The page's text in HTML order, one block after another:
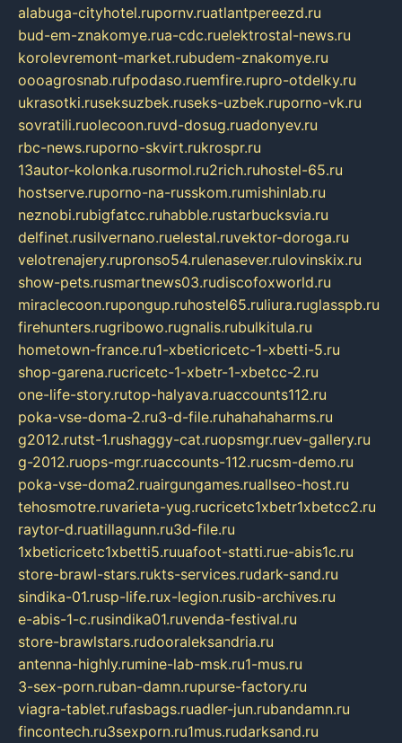
alabuga-cityhotel.rupornv.ruatlantpereezd.ru
bud-em-znakomye.rua-cdc.ruelektrostal-news.ru
korolevremont-market.rubudem-znakomye.ru
oooagrosnab.rufpodaso.ruemfire.rupro-otdelky.ru
ukrasotki.ruseksuzbek.ruseks-uzbek.ruporno-vk.ru
sovratili.ruolecoon.ruvd-dosug.ruadonyev.ru
rbc-news.ruporno-skvirt.rukrospr.ru
13autor-kolonka.rusormol.ru2rich.ruhostel-65.ru
hostserve.ruporno-na-russkom.rumishinlab.ru
neznobi.rubigfatcc.ruhabble.rustarbucksvia.ru
delfinet.rusilvernano.ruelestal.ruvektor-doroga.ru
velotrenajery.rupronso54.rulenasever.rulovinskix.ru
show-pets.rusmartnews03.rudiscofoxworld.ru
miraclecoon.rupongup.ruhostel65.ruliura.ruglasspb.ru
firehunters.rugribowo.rugnalis.rubulkitula.ru
hometown-france.ru1-xbeticricetc-1-xbetti-5.ru
shop-garena.rucricetc-1-xbetr-1-xbetcc-2.ru
one-life-story.rutop-halyava.ruaccounts112.ru
poka-vse-doma-2.ru3-d-file.ruhahahaharms.ru
g2012.rutst-1.rushaggy-cat.ruopsmgr.ruev-gallery.ru
g-2012.ruops-mgr.ruaccounts-112.rucsm-demo.ru
poka-vse-doma2.ruairgungames.ruallseo-host.ru
tehosmotre.ruvarieta-yug.rucricetc1xbetr1xbetcc2.ru
raytor-d.ruatillagunn.ru3d-file.ru
1xbeticricetc1xbetti5.ruuafoot-statti.rue-abis1c.ru
store-brawl-stars.rukts-services.rudark-sand.ru
sindika-01.rusp-life.rux-legion.rusib-archives.ru
e-abis-1-c.rusindika01.ruvenda-festival.ru
store-brawlstars.rudooraleksandria.ru
antenna-highly.rumine-lab-msk.ru1-mus.ru
3-sex-porn.ruban-damn.rupurse-factory.ru
viagra-tablet.rufasbags.ruadler-jun.rubandamn.ru
fincontech.ru3sexporn.ru1mus.rudarksand.ru